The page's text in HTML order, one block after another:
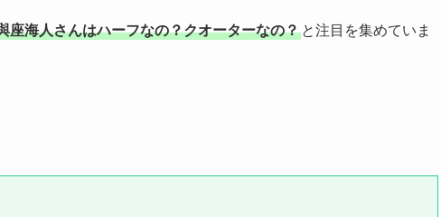
座海人さんはハーフなの？クオーターなの？ と注目を集めていま